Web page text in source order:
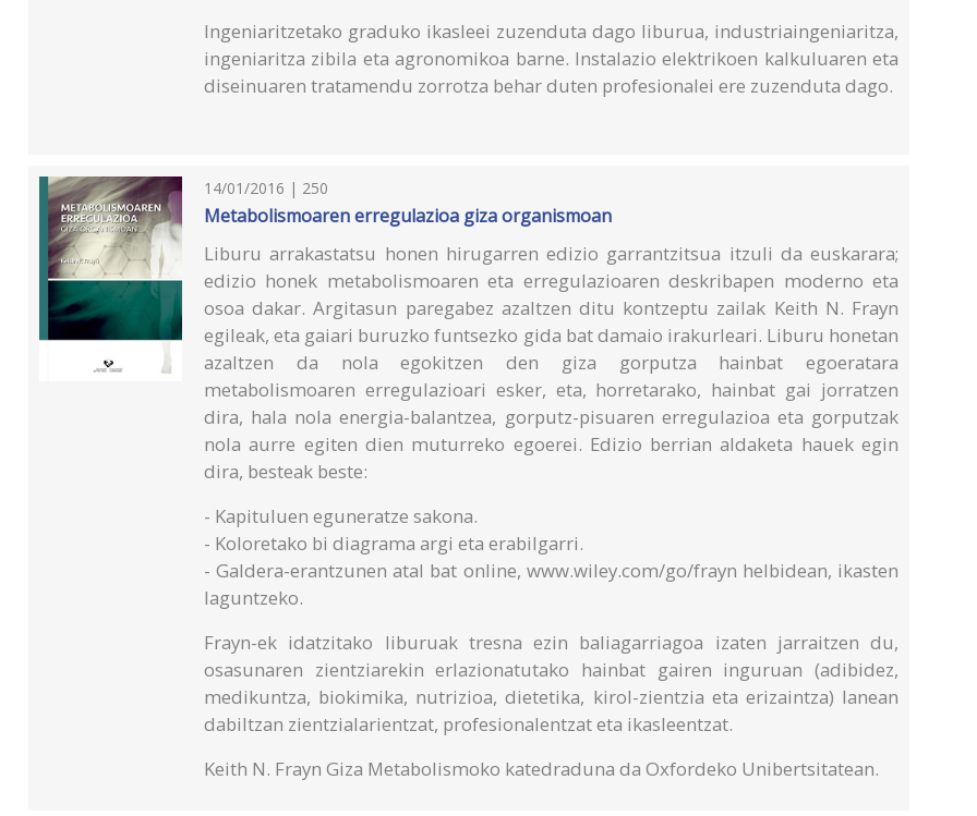
Ingeniaritzetako graduko ikasleei zuzenduta dago liburua, industriaingeniaritza,
ingeniaritza zibila eta agronomikoa barne. Instalazio elektrikoen kalkuluaren eta
diseinuaren tratamendu zorrotza behar duten profesionalei ere zuzenduta dago.
14/01/2016 | 250
Metabolismoaren erregulazioa giza organismoan
Liburu arrakastatsu honen hirugarren edizio garrantzitsua itzuli da euskarara;
edizio honek metabolismoaren eta erregulazioaren deskribapen moderno eta
osoa dakar. Argitasun paregabez azaltzen ditu kontzeptu zailak Keith N. Frayn
egileak, eta gaiari buruzko funtsezko gida bat damaio irakurleari. Liburu honetan
azaltzen da nola egokitzen den giza gorputza hainbat egoeratara
metabolismoaren erregulazioari esker, eta, horretarako, hainbat gai jorratzen
dira, hala nola energia-balantzea, gorputz-pisuaren erregulazioa eta gorputzak
nola aurre egiten dien muturreko egoerei. Edizio berrian aldaketa hauek egin
dira, besteak beste:
- Kapituluen eguneratze sakona.
- Koloretako bi diagrama argi eta erabilgarri.
- Galdera-erantzunen atal bat online, www.wiley.com/go/frayn helbidean, ikasten
laguntzeko.
Frayn-ek idatzitako liburuak tresna ezin baliagarriagoa izaten jarraitzen du,
osasunaren zientziarekin erlazionatutako hainbat gairen inguruan (adibidez,
medikuntza, biokimika, nutrizioa, dietetika, kirol-zientzia eta erizaintza) lanean
dabiltzan zientzialarientzat, profesionalentzat eta ikasleentzat.
Keith N. Frayn Giza Metabolismoko katedraduna da Oxfordeko Unibertsitatean.